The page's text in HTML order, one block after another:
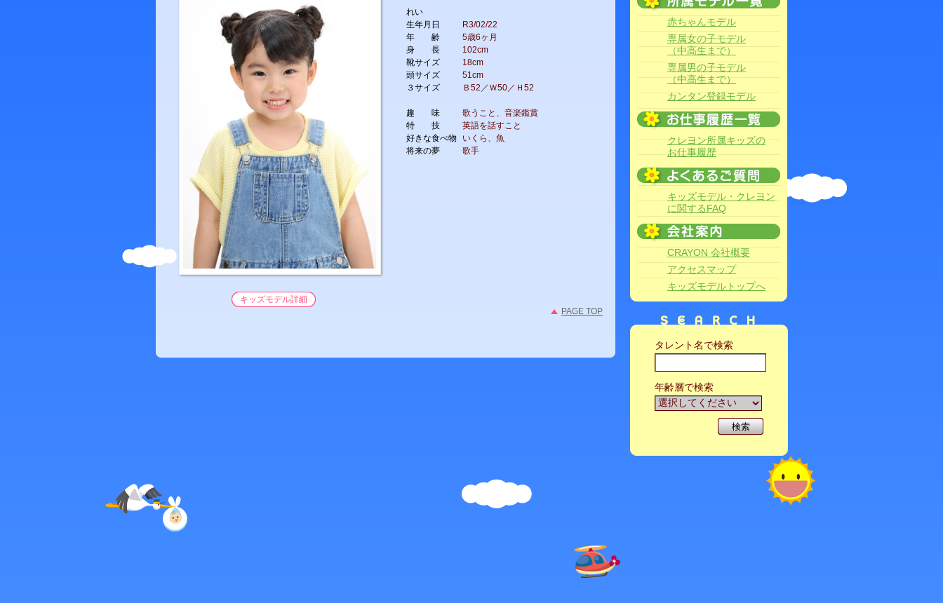
キッズモデル詳細
れい
生年月日
R3/02/22
年 齢
5歳6ヶ月
身 長
102cm
靴サイズ
18cm
頭サイズ
51cm
３サイズ
Ｂ52／Ｗ50／Ｈ52
趣 味
歌うこと、音楽鑑賞
特 技
英語を話すこと
好きな食べ物
いくら、魚
将来の夢
歌手
PAGE TOP
赤ちゃんモデル
専属女の子モデル
（中高生まで）
専属男の子モデル
（中高生まで）
カンタン登録モデル
クレヨン所属キッズの
お仕事履歴
キッズモデル・クレヨン
に関するFAQ
CRAYON 会社概要
アクセスマップ
キッズモデルトップへ
タレント名で検索
年齢層で検索